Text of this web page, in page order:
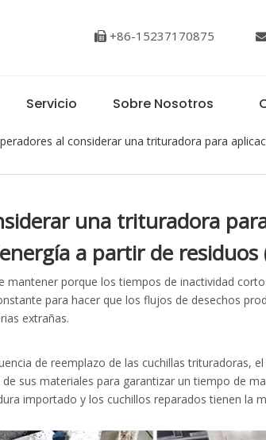
 +86-15237170875
Servicio Sobre Nosotros
al considerar una trituradora para
una trituradora
a partir de residuos
porque los tiempos de inactividad
para hacer que los flujos de desechos
extrañas.
de reemplazo de las cuchillas trituradoras,
sus materiales para garantizar un tiempo de
importado y los cuchillos reparados tienen la